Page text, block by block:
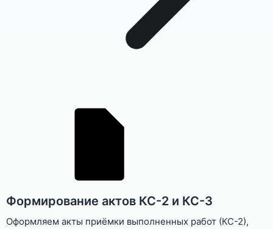
Формирование актов КС-2 и КС-3
Оформляем акты приёмки выполненных работ (КС-2),